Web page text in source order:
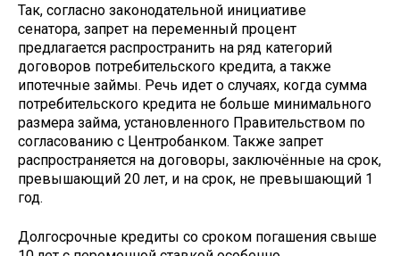
Так, согласно законодательной инициативе
сенатора, запрет на переменный процент
предлагается распространить на ряд категорий
договоров потребительского кредита, а также
ипотечные займы. Речь идет о случаях, когда сумма
потребительского кредита не больше минимального
размера займа, установленного Правительством по
согласованию с Центробанком. Также запрет
распространяется на договоры, заключённые на срок,
превышающий 20 лет, и на срок, не превышающий 1
год.
Долгосрочные кредиты со сроком погашения свыше